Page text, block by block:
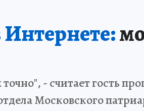
- считает гость
Московского